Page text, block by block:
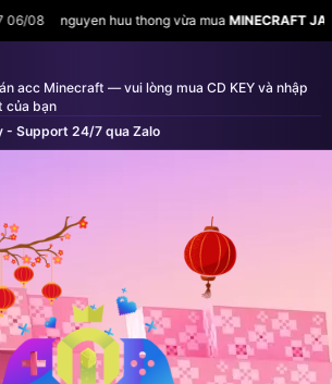
huu thong vừa muaMINECRAFT JAVA &
acc Minecraft — vui lòng mua CD KEY và nhập
của bạn
- Support 24/7 qua Zalo